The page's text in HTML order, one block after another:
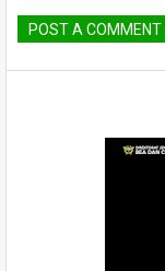
POST A COMMENT